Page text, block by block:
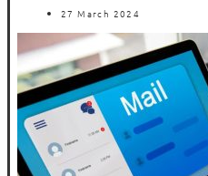
27 March 2024